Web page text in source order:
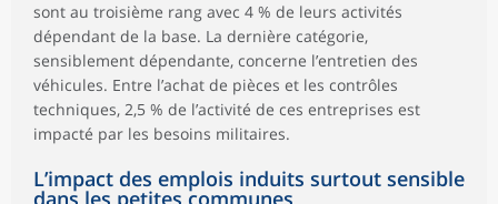
sont au troisième rang avec 4 % de leurs activités
dépendant de la base. La dernière catégorie,
sensiblement dépendante, concerne l’entretien des
véhicules. Entre l’achat de pièces et les contrôles
techniques, 2,5 % de l’activité de ces entreprises est
impacté par les besoins militaires.
L’impact des emplois induits surtout sensible
dans les petites communes